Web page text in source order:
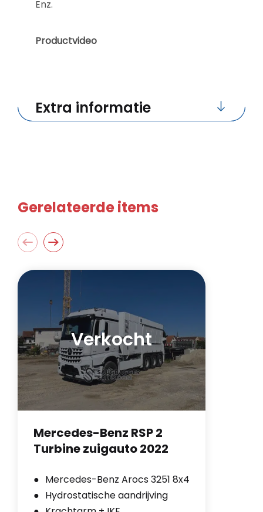
Enz.
Productvideo
Extra informatie
Gerelateerde items
Verkocht
Mercedes-Benz RSP 2
Turbine zuigauto 2022
Mercedes-Benz Arocs 3251 8x4
Hydrostatische aandrijving